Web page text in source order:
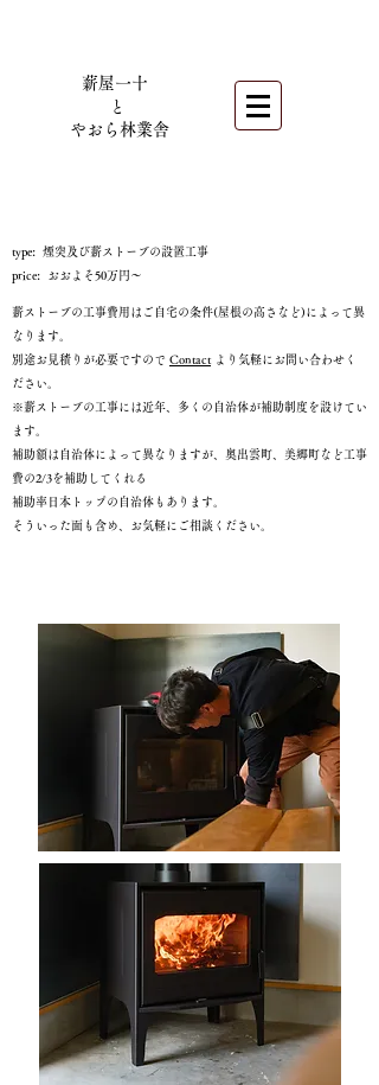
薪屋一十
と
やおら林業舎
type: 煙突及び薪ストーブの設置工事
price: おおよそ50万円～
薪ストーブの工事費用はご自宅の条件(屋根の高さなど)によって異
なります。
別途お見積りが必要ですので Contactより気軽にお問い合わせく
ださい。
※薪ストーブの工事には近年、多くの自治体が補助制度を設けてい
ます。
補助額は自治体によって異なりますが、奥出雲町、美郷町など工事
費の2/3を補助してくれる
補助率日本トップの自治体もあります。
そういった面も含め、お気軽にご相談ください。